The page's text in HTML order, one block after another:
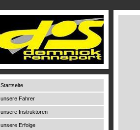
Startseite
unsere Fahrer
unsere Instruktoren
unsere Erfolge